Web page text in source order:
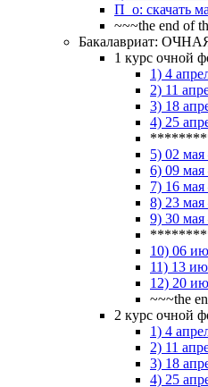
П_о: скачать
~~~the end of
Бакалавриат:
1 курс очной
1) 4
2) 11
3) 18
4) 25
5) 02
6) 09
7) 16
8) 23
9) 30
10) 06
11) 13
12) 20
~~~the
2 курс очной
1) 4
2) 11
3) 18
4) 25